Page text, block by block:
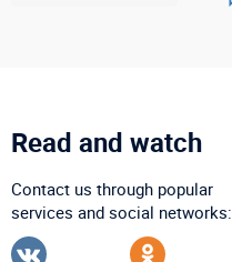
Read and watch
Contact us through popular
services and social networks: